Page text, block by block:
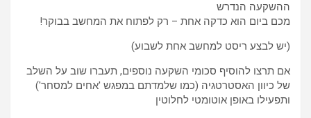
ההשקעה הנדרש
מכם ביום הוא כדקה אחת – רק לפתוח את המחשב בבוקר!
(יש לבצע ריסט למחשב אחת לשבוע)
אם תרצו להוסיף סכומי השקעה נוספים, תעברו שוב על השלב
של כיוון האסטרטגיה (כמו שלמדתם במפגש 'אחים למסחר')
ותפעילו באופן אוטומטי לחלוטין